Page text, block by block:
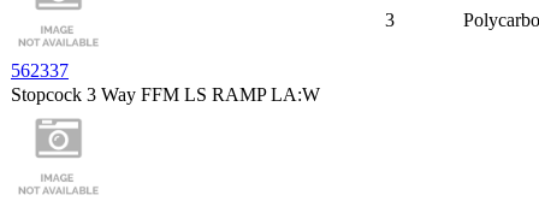
562337
3
Stopcock 3 Way FFM LS RAMP LA:W